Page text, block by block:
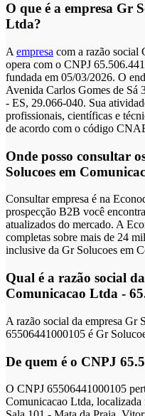
O que é a empresa Gr
Ltda?
A empresa com a razão social
opera com o CNPJ
fundada em 05/03/2026. O
Avenida Carlos Gomes de Sá
- ES, 29.066-040. Sua
profissionais, científicas e
de acordo com o código
Onde posso consultar
Solucoes em
Consultar empresa é na
prospecção B2B você
atualizados do mercado. A
completas sobre mais de 24
inclusive da Gr Solucoes em
Qual é a razão social
Comunicacao Ltda -
A razão social da empresa Gr
65506441000105 é Gr
De quem é o CNPJ
O CNPJ 65506441000105
Comunicacao Ltda, localizada